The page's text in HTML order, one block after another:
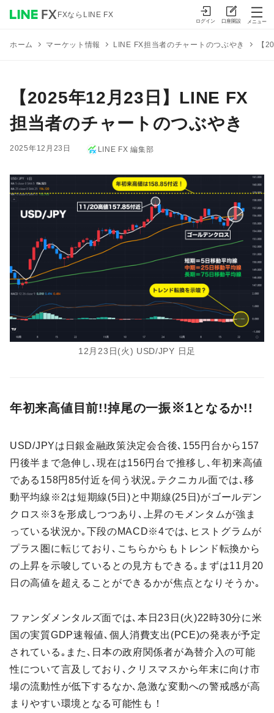
ホーム マーケット情報 LINE FX担当者のチャートのつぶやき 【
【2025年12月23日】LINE FX
担当者のチャートのつぶやき
2025年12月23日 LINE FX 編集部
12月23日(火) USD/JPY 日足
年初来高値目前!!掉尾の一振※1となるか!!
USD/JPYは日銀金融政策決定会合後､155円台から157
円後半まで急伸し､現在は156円台で推移し､年初来高値
である158円85付近を伺う状況｡テクニカル面では､移
動平均線※2は短期線(5日)と中期線(25日)がゴールデン
クロス※3を形成しつつあり､上昇のモメンタムが強ま
っている状況か｡下段のMACD※4では､ヒストグラムが
プラス圏に転じており､こちらからもトレンド転換から
の上昇を示唆しているとの見方もできる｡まずは11月20
日の高値を超えることができるかが焦点となりそうか｡
ファンダメンタルズ面では､本日23日(火)22時30分に米
国の実質GDP速報値､個人消費支出(PCE)の発表が予定
されている｡また､日本の政府関係者が為替介入の可能
性について言及しており､クリスマスから年末に向け市
場の流動性が低下するなか､急激な変動への警戒感が高
まりやすい環境となる可能性も！
FXならLINE FX
ログイン 口座開設 メニュー